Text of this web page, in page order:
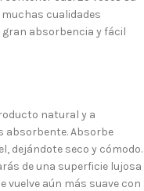
muchas cualidades
absorbencia y fácil
natural y a
absorbente. Absorbe
dejándote seco y cómodo.
de una superficie lujosa
vuelve aún más suave con